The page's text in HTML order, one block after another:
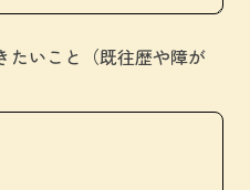
たいこと（既往歴や障が